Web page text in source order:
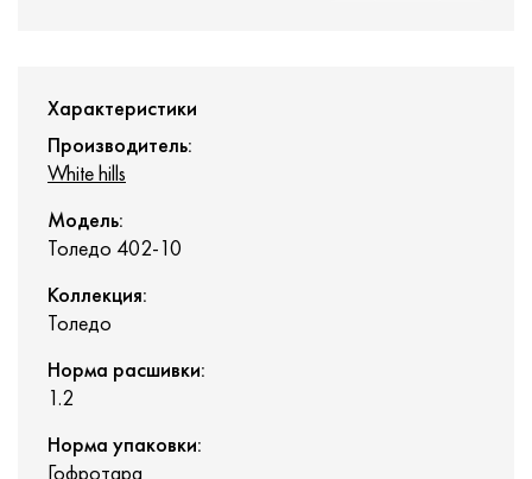
Характеристики
Производитель:
White hills
Модель:
Толедо 402-10
Коллекция:
Толедо
Норма расшивки:
1.2
Норма упаковки:
Гофротара